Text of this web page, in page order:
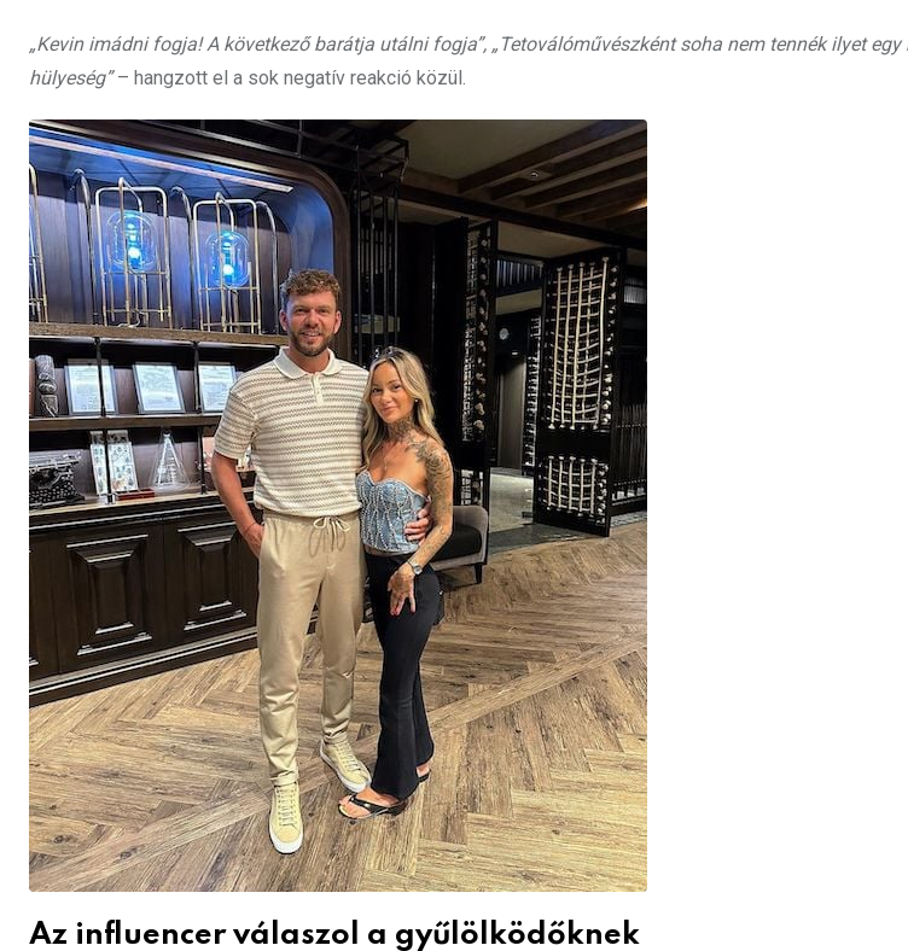
„Kevin imádni fogja! A következő barátja utálni fogja”, „Tetoválóművészként soha nem tennék ilyet egy
hülyeség”– hangzott el a sok negatív reakció közül.
Az influencer válaszol a gyűlölködőknek